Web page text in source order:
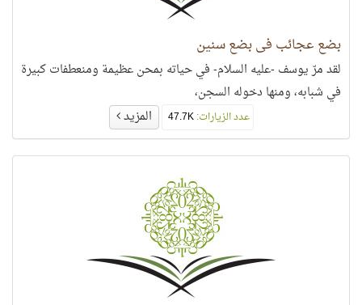
بضع عجائب في بضع سنين
لقد مرّ يوسف -عليه السلام- في حياته بمحن عظيمة ومنعطفات كبيرة
في شبابه، ومنها دخوله السجن،
عدد الزيارات:47.7K المزيد